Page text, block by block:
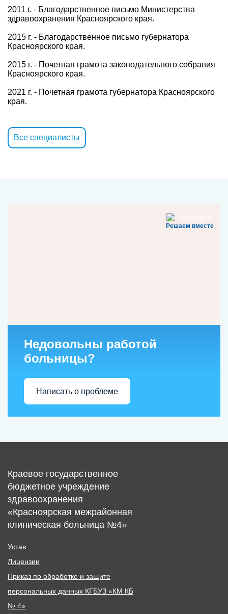
2011 г. - Благодарственное письмо Министерства
здравоохранения Красноярского края.
2015 г. - Благодарственное письмо губернатора
Красноярского края.
2015 г. - Почетная грамота законодательного собрания
Красноярского края.
2021 г. - Почетная грамота губернатора Красноярского
края.
Все специалисты
Решаем вместе
Недовольны работой
больницы?
Написать о проблеме
Краевое государственное
бюджетное учреждение
здравоохранения
«Красноярская межрайонная
клиническая больница №4»
Устав
Лицензии
Приказ по обработке и защите
персональных данных КГБУЗ «КМ КБ
№ 4»